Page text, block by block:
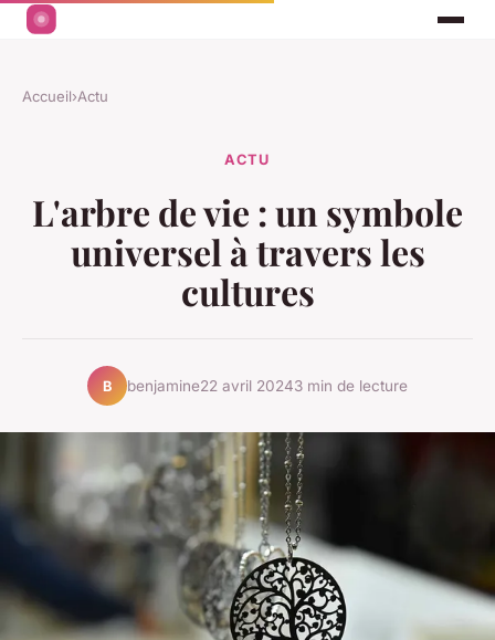
Accueil›Actu
ACTU
L'arbre de vie : un symbole
universel à travers les
cultures
B benjamine22 avril 20243 min de lecture